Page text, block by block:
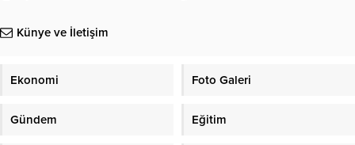
Künye ve İletişim
Ekonomi Foto Galeri
Gündem Eğitim